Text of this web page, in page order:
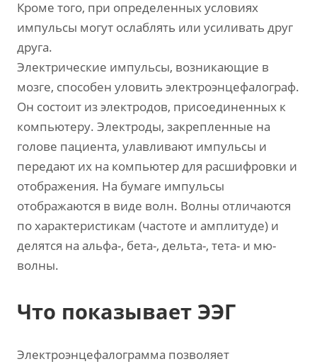
Кроме того, при определенных условиях
импульсы могут ослаблять или усиливать друг
друга.
Электрические импульсы, возникающие в
мозге, способен уловить электроэнцефалограф.
Он состоит из электродов, присоединенных к
компьютеру. Электроды, закрепленные на
голове пациента, улавливают импульсы и
передают их на компьютер для расшифровки и
отображения. На бумаге импульсы
отображаются в виде волн. Волны отличаются
по характеристикам (частоте и амплитуде) и
делятся на альфа-, бета-, дельта-, тета- и мю-
волны.
Что показывает ЭЭГ
Электроэнцефалограмма позволяет